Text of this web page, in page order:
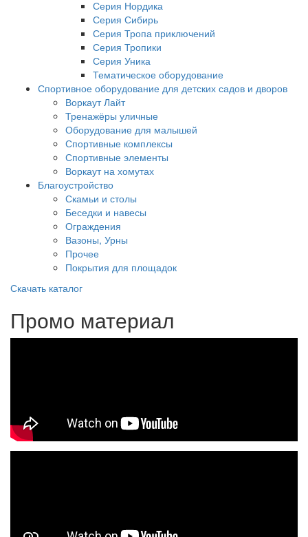
Серия Нордика
Серия Сибирь
Серия Тропа приключений
Серия Тропики
Серия Уника
Тематическое оборудование
Спортивное оборудование для детских садов и дворов
Воркаут Лайт
Тренажёры уличные
Оборудование для малышей
Спортивные комплексы
Спортивные элементы
Воркаут на хомутах
Благоустройство
Скамьи и столы
Беседки и навесы
Ограждения
Вазоны, Урны
Прочее
Покрытия для площадок
Скачать каталог
Промо материал